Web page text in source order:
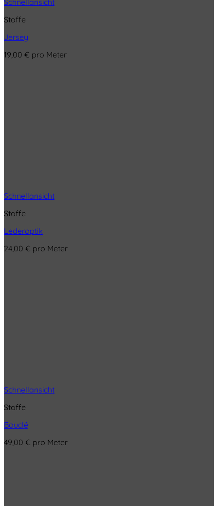
Schnellansicht
Stoffe
Jersey
19,00 € pro Meter
Schnellansicht
Stoffe
Lederoptik
24,00 € pro Meter
Schnellansicht
Stoffe
Bouclé
49,00 € pro Meter